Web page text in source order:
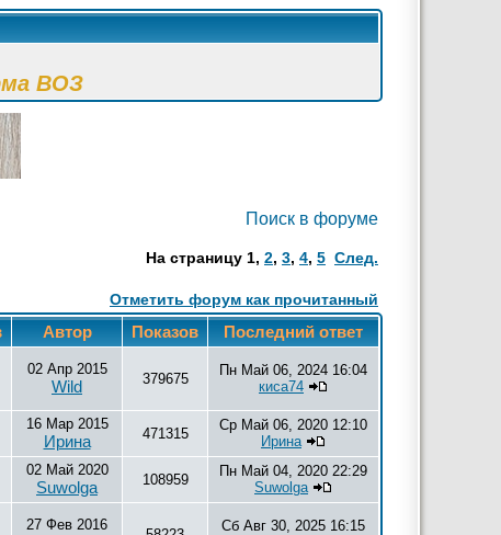
ВОЗ
Поиск в форуме
На страницу 1, 2, 3, 4, 5 След.
Отметить форум как прочитанный
Автор Показов
Последний ответ
02 Апр 2015
Wild 379675
Пн Май 06, 2024 16:04
киса74
16 Мар 2015
Ирина 471315
Ср Май 06, 2020 12:10
Ирина
02 Май 2020
Suwolga 108959
Пн Май 04, 2020 22:29
Suwolga
27 Фев 2016
Сб Авг 30, 2025 16:15